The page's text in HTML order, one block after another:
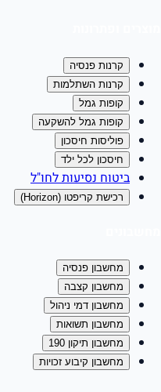
קרנות פנסיה
קרנות השתלמות
קופות גמל
קופות גמל להשקעה
פוליסות חיסכון
חיסכון לכל ילד
ביטוח נסיעות לחו"ל
רכישת קריפטו (Horizon)
מחשבון פנסיה
מחשבון קצבה
מחשבון דמי ניהול
מחשבון תשואות
מחשבון תיקון 190
מחשבון קיבוע זכויות